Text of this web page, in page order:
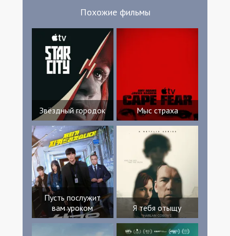
Похожие фильмы
Звёздный городок Мыс страха
Пусть послужит
вам уроком
Я тебя отыщу